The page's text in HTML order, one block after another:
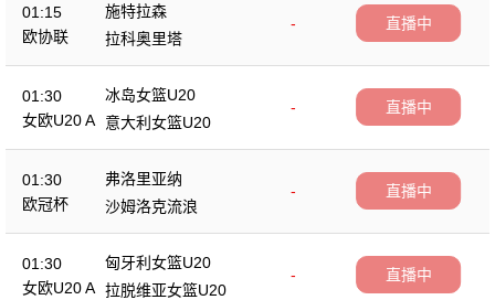
01:15
欧协联
施特拉森
-
拉科奥里塔
直播中
01:30
女欧U20 A
冰岛女篮U20
-
意大利女篮U20
直播中
01:30
欧冠杯
弗洛里亚纳
-
沙姆洛克流浪
直播中
01:30
女欧U20 A
匈牙利女篮U20
-
拉脱维亚女篮U20
直播中